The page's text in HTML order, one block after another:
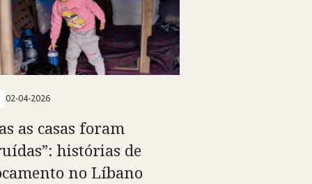
02-04-2026
as casas foram
histórias de
no Líbano